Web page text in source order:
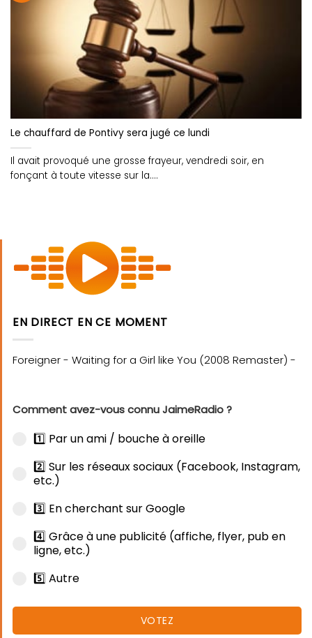
Le chauffard de Pontivy sera jugé ce lundi
Il avait provoqué une grosse frayeur, vendredi soir, en
fonçant à toute vitesse sur la....
EN DIRECT EN CE MOMENT
Comment avez-vous connu JaimeRadio ?
1️⃣ Par un ami / bouche à oreille
2️⃣ Sur les réseaux sociaux (Facebook, Instagram,
etc.)
3️⃣ En cherchant sur Google
4️⃣ Grâce à une publicité (affiche, flyer, pub en
ligne, etc.)
5️⃣ Autre
VOTEZ